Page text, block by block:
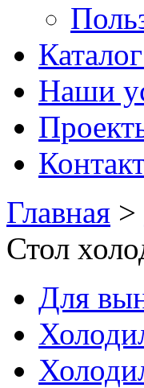
Наши
Главная >
Стол
Для